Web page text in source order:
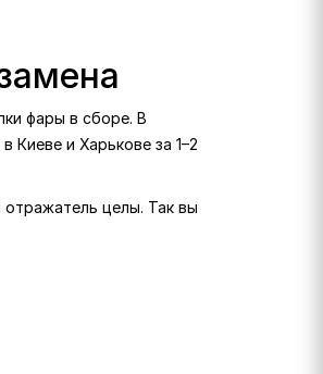
фары в сборе. В
Киеве и Харькове за 1–2
отражатель целы. Так вы